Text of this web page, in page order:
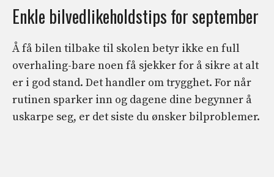
Enkle bilvedlikeholdstips for september
Å få bilen tilbake til skolen betyr ikke en full
overhaling-bare noen få sjekker for å sikre at alt
er i god stand. Det handler om trygghet. For når
rutinen sparker inn og dagene dine begynner å
uskarpe seg, er det siste du ønsker bilproblemer.